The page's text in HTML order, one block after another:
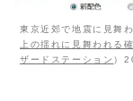
東京近郊で地震に見舞
上の揺れに見舞われる
ザードステーション ）